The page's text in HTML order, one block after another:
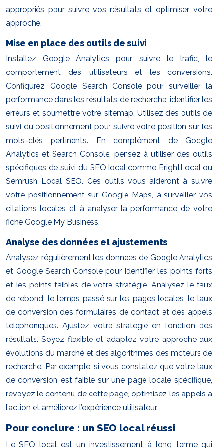
appropriés pour suivre vos résultats et optimiser votre
approche.
Mise en place des outils de suivi
Installez Google Analytics pour suivre le trafic, le
comportement des utilisateurs et les conversions.
Configurez Google Search Console pour surveiller la
performance dans les résultats de recherche, identifier les
erreurs et soumettre votre sitemap. Utilisez des outils de
suivi du positionnement pour suivre votre position sur les
mots-clés pertinents. En complément de Google
Analytics et Search Console, pensez à utiliser des outils
spécifiques de suivi du SEO local comme BrightLocal ou
Semrush Local SEO. Ces outils vous aideront à suivre
votre positionnement sur Google Maps, à surveiller vos
citations locales et à analyser la performance de votre
fiche Google My Business.
Analyse des données et ajustements
Analysez régulièrement les données de Google Analytics
et Google Search Console pour identifier les points forts
et les points faibles de votre stratégie. Analysez le taux
de rebond, le temps passé sur les pages locales, le taux
de conversion des formulaires de contact et des appels
téléphoniques. Ajustez votre stratégie en fonction des
résultats. Soyez flexible et adaptez votre approche aux
évolutions du marché et des algorithmes des moteurs de
recherche. Par exemple, si vous constatez que votre taux
de conversion est faible sur une page locale spécifique,
revoyez le contenu de cette page, optimisez les appels à
l’action et améliorez l’expérience utilisateur.
Pour conclure : un SEO local réussi
Le SEO local est un investissement à long terme qui